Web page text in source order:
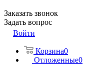
Заказать звонок
Задать вопрос
Войти
Корзина0
Отложенные0